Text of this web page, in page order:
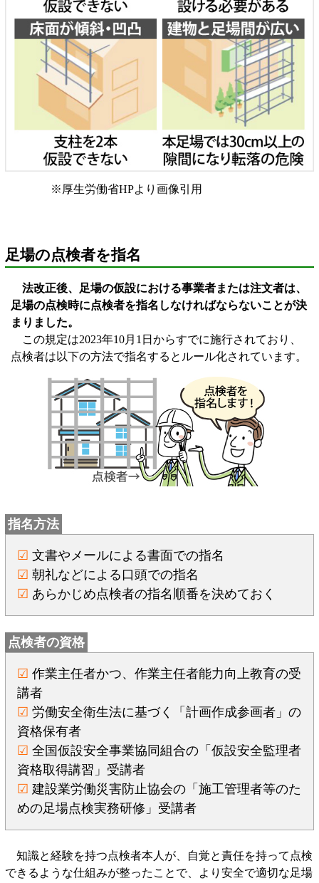
※厚生労働省HPより画像引用
足場の点検者を指名
法改正後、足場の仮設における事業者または注文者は、
足場の点検時に点検者を指名しなければならないことが決
まりました。
この規定は2023年10月1日からすでに施行されており、
点検者は以下の方法で指名するとルール化されています。
指名方法
☑ 文書やメールによる書面での指名
☑ 朝礼などによる口頭での指名
☑ あらかじめ点検者の指名順番を決めておく
点検者の資格
☑ 作業主任者かつ、作業主任者能力向上教育の受
講者
☑ 労働安全衛生法に基づく「計画作成参画者」の
資格保有者
☑ 全国仮設安全事業協同組合の「仮設安全監理者
資格取得講習」受講者
☑ 建設業労働災害防止協会の「施工管理者等のた
めの足場点検実務研修」受講者
知識と経験を持つ点検者本人が、自覚と責任を持って点検
できるような仕組みが整ったことで、より安全で適切な足場